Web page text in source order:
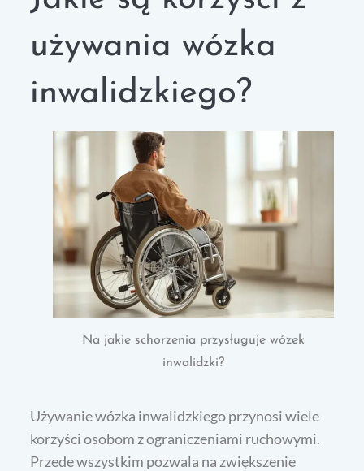
używania wózka
inwalidzkiego?
Na jakie schorzenia przysługuje wózek
inwalidzki?
Używanie wózka inwalidzkiego przynosi wiele
korzyści osobom z ograniczeniami ruchowymi.
Przede wszystkim pozwala na zwiększenie